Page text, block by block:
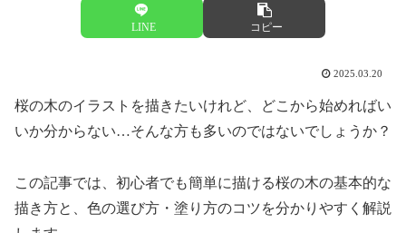
LINE コピー
2025.03.20
桜の木のイラストを描きたいけれど、どこから始めればい
いか分からない…そんな方も多いのではないでしょうか？
この記事では、初心者でも簡単に描ける桜の木の基本的な
描き方と、色の選び方・塗り方のコツを分かりやすく解説